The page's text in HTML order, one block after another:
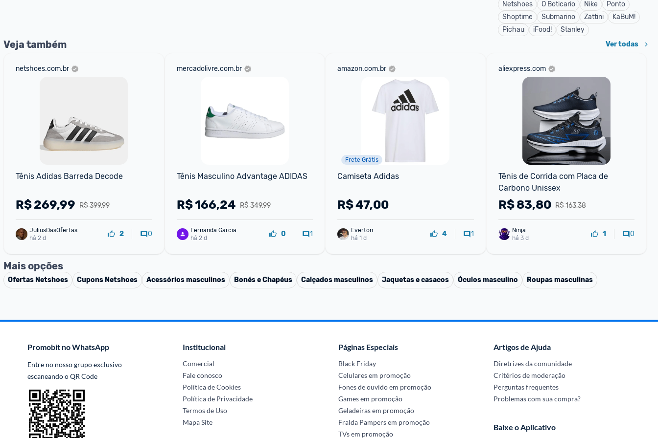
Netshoes
O Boticario Nike
Ponto
Shoptime
Submarino Zattini
KaBuM!
Pichau
iFood! Stanley
Veja também Ver todas
netshoes.com.br
Tênis Adidas Barreda Decode
R$ 399,99
R$269,99
JuliusDasOfertas
há 2 d
2 0
mercadolivre.com.br
Tênis Masculino Advantage ADIDAS
R$ 349,99
R$166,24
Fernanda Garcia
há 2 d
0 1
amazon.com.br
Frete Grátis
Camiseta Adidas
R$47,00
Everton
há 1 d
4 1
aliexpress.com
Tênis de Corrida com Placa de
Carbono Unissex
R$ 163,38
R$83,80
há 3 d
1 0
Mais opções
Ofertas Netshoes Cupons Netshoes Acessórios masculinos Bonés e Chapéus Calçados masculinos Jaquetas e casacos Óculos masculino Roupas masculinas
Promobit no WhatsApp
Entre no nosso grupo exclusivo
escaneando o QR Code
Institucional
Comercial
Fale conosco
Política de Cookies
Política de Privacidade
Termos de Uso
Mapa Site
Páginas Especiais
Black Friday
Celulares em promoção
Fones de ouvido em promoção
Games em promoção
Geladeiras em promoção
Fralda Pampers em promoção
TVs em promoção
Artigos de Ajuda
Diretrizes da comunidade
Critérios de moderação
Perguntas frequentes
Problemas com sua compra?
Baixe o Aplicativo